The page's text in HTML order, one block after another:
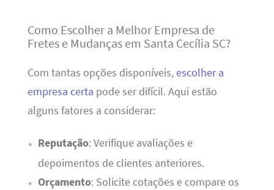
Como Escolher a Melhor Empresa de
Fretes e Mudanças em Santa Cecília SC?
Com tantas opções disponíveis,escolher a
empresa certa pode ser difícil. Aqui estão
alguns fatores a considerar:
Reputação: Verifique avaliações e
depoimentos de clientes anteriores.
Orçamento: Solicite cotações e compare os